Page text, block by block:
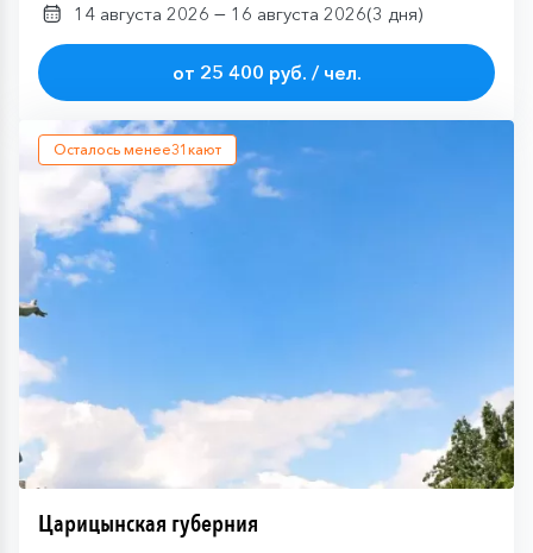
14 августа 2026 — 16 августа 2026(3 дня)
от 25 400 руб. / чел.
Осталось менее31 кают
Царицынская губерния